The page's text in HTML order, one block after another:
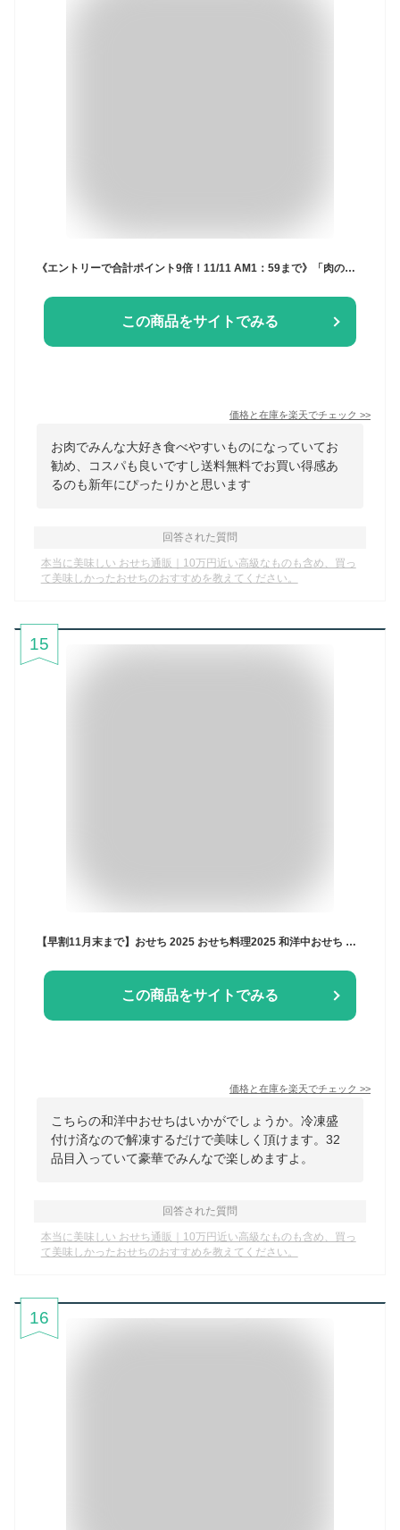
《エントリーで合計ポイント9倍！11/11 AM1：59まで》「肉のいとう」最高級A5ランク 仙台牛 お肉のおせち料理 2025（9品・重箱付き・冷凍）送料無料[美食サークル]
この商品をサイトでみる
価格と在庫を楽天でチェック >>
お肉でみんな大好き食べやすいものになっていてお
勧め、コスパも良いですし送料無料でお買い得感あ
るのも新年にぴったりかと思います
回答された質問
本当に美味しい おせち通販｜10万円近い高級なものも含め、買っ
て美味しかったおせちのおすすめを教えてください。
15
【早割11月末まで】おせち 2025 おせち料理2025 和洋中おせち 白姫乃舞 (しらひめのまい) 3段重 32品入 3人前 4人前 冷凍 盛付済 高級おせち 和風おせち 2024 正月 惣菜 ギフト 冷凍 トオカツフーズ おまかせ健康三彩
この商品をサイトでみる
価格と在庫を楽天でチェック >>
こちらの和洋中おせちはいかがでしょうか。冷凍盛
付け済なので解凍するだけで美味しく頂けます。32
品目入っていて豪華でみんなで楽しめますよ。
回答された質問
本当に美味しい おせち通販｜10万円近い高級なものも含め、買っ
て美味しかったおせちのおすすめを教えてください。
16